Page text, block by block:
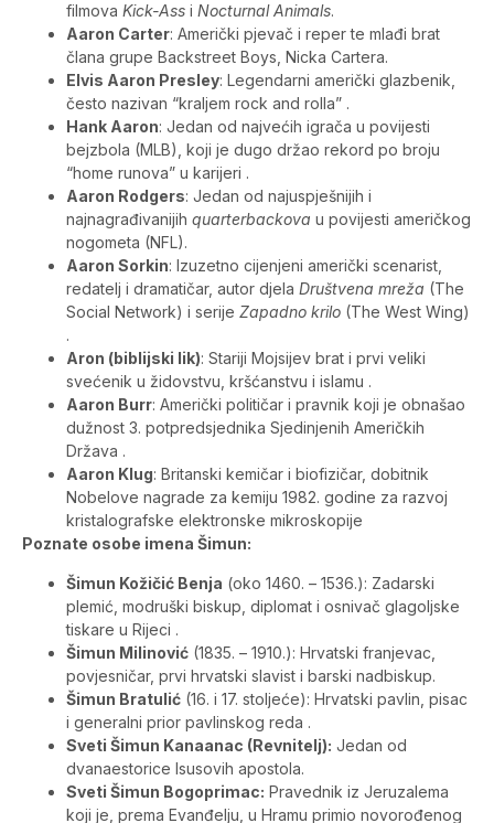
filmova Kick-Ass i Nocturnal Animals.
Aaron Carter: Američki pjevač i reper te mlađi brat
člana grupe Backstreet Boys, Nicka Cartera.
Elvis Aaron Presley: Legendarni američki glazbenik,
često nazivan “kraljem rock and rolla” .
Hank Aaron: Jedan od najvećih igrača u povijesti
bejzbola (MLB), koji je dugo držao rekord po broju
“home runova” u karijeri .
Aaron Rodgers: Jedan od najuspješnijih i
najnagrađivanijih quarterbackova u povijesti američkog
nogometa (NFL).
Aaron Sorkin: Izuzetno cijenjeni američki scenarist,
redatelj i dramatičar, autor djela Društvena mreža (The
Social Network) i serije Zapadno krilo (The West Wing)
.
Aron (biblijski lik): Stariji Mojsijev brat i prvi veliki
svećenik u židovstvu, kršćanstvu i islamu .
Aaron Burr: Američki političar i pravnik koji je obnašao
dužnost 3. potpredsjednika Sjedinjenih Američkih
Država .
Aaron Klug: Britanski kemičar i biofizičar, dobitnik
Nobelove nagrade za kemiju 1982. godine za razvoj
kristalografske elektronske mikroskopije
Poznate osobe imena Šimun:
Šimun Kožičić Benja (oko 1460. – 1536.): Zadarski
plemić, modruški biskup, diplomat i osnivač glagoljske
tiskare u Rijeci .
Šimun Milinović (1835. – 1910.): Hrvatski franjevac,
povjesničar, prvi hrvatski slavist i barski nadbiskup.
Šimun Bratulić (16. i 17. stoljeće): Hrvatski pavlin, pisac
i generalni prior pavlinskog reda .
Sveti Šimun Kanaanac (Revnitelj): Jedan od
dvanaestorice Isusovih apostola.
Sveti Šimun Bogoprimac: Pravednik iz Jeruzalema
koji je, prema Evanđelju, u Hramu primio novorođenog